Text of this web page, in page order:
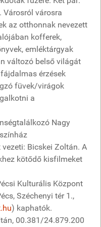
Városról városra
az otthonnak nevezett
kofferek,
emléktárgyak
változó belső világát
érzések
füvek/virágok
a
Nagy
Bicskei Zoltán. A
kötődő kisfilmeket
Kulturális Központ
Széchenyi tér 1.,
) kaphatók.
00.381/24.879.200